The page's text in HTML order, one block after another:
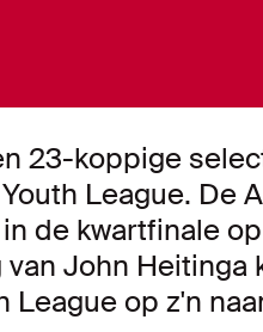
23-koppige
League.
de kwartfinale
John Heitinga
League op z'n